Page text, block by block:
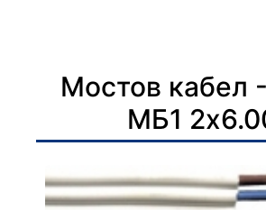
Мостов кабел
МБ1